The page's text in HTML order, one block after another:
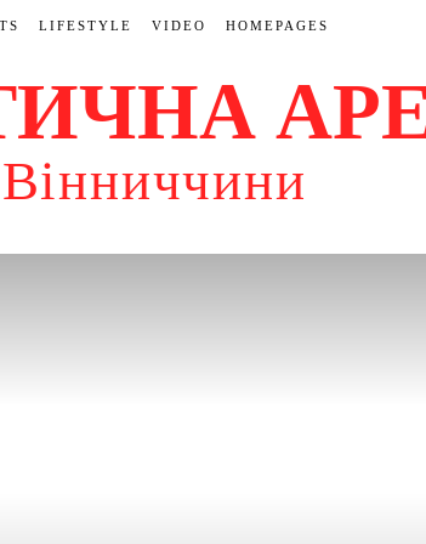
LIFESTYLE VIDEO HOMEPAGES
Вінниччини